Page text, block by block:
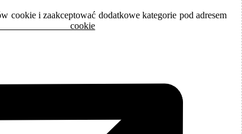
cookie i zaakceptować dodatkowe kategorie pod adresem